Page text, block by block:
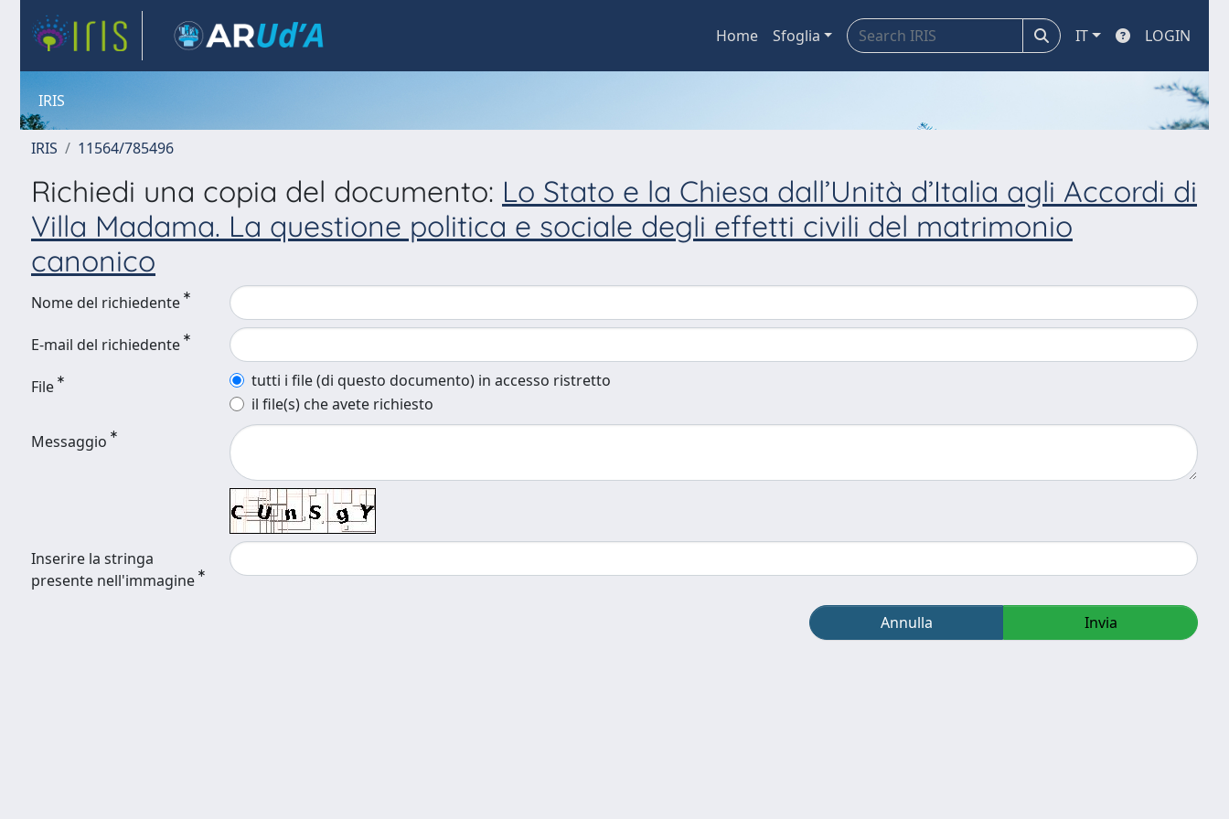
Home Sfoglia IT LOGIN
IRIS
IRIS 11564/785496
Richiedi una copia del documento: Lo Stato e la Chiesa dall’Unità d’Italia agli Accordi di
Villa Madama. La questione politica e sociale degli effetti civili del matrimonio
canonico
Nome del richiedente
E-mail del richiedente
File
tutti i file (di questo documento) in accesso ristretto
il file(s) che avete richiesto
Messaggio
Inserire la stringa
presente nell'immagine
Annulla Invia